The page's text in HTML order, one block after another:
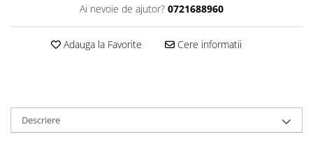
Ai nevoie de ajutor? 0721688960
Adauga la Favorite Cere informatii
Descriere